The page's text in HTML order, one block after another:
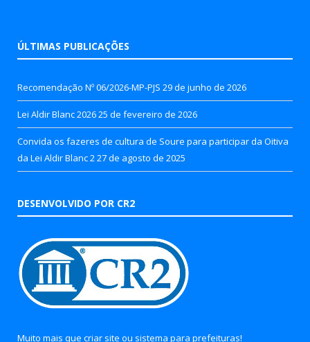
ÚLTIMAS PUBLICAÇÕES
Recomendação Nº 06/2026-MP-PJS 29 de junho de 2026
Lei Aldir Blanc 202625 de fevereiro de 2026
Convida os fazeres de cultura de Soure para participar da Oitiva
da Lei Aldir Blanc 227 de agosto de 2025
DESENVOLVIDO POR CR2
Muito mais que criar site ou sistema para prefeituras!